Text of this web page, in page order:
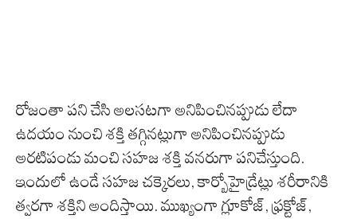
రోజంతా పని చేసి అలసటగా అనిపించినప్పుడు లేదా
ఉదయం నుంచి శక్తి తగ్గినట్లుగా అనిపించినప్పుడు
అరటిపండు మంచి సహజ శక్తి వనరుగా పనిచేస్తుంది.
ఇందులో ఉండే సహజ చక్కెరలు, కార్బోహైడ్రేట్లు శరీరానికి
త్వరగా శక్తిని అందిస్తాయి. ముఖ్యంగా గ్లూకోజ్, ఫ్రక్టోజ్,